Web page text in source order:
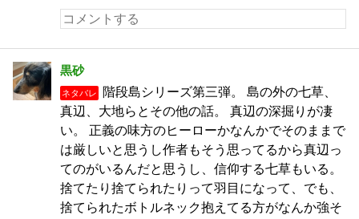
黒砂
ネタバレ
階段島シリーズ第三弾。 島の外の七草、
真辺、大地らとその他の話。 真辺の深掘りが凄
い。 正義の味方のヒーローかなんかでそのままで
は厳しいと思うし作者もそう思ってるから真辺っ
てのがいるんだと思うし、信仰する七草もいる。
捨てたり捨てられたりって羽目になって、でも、
捨てられたボトルネック抱えてる方がなんか強そ